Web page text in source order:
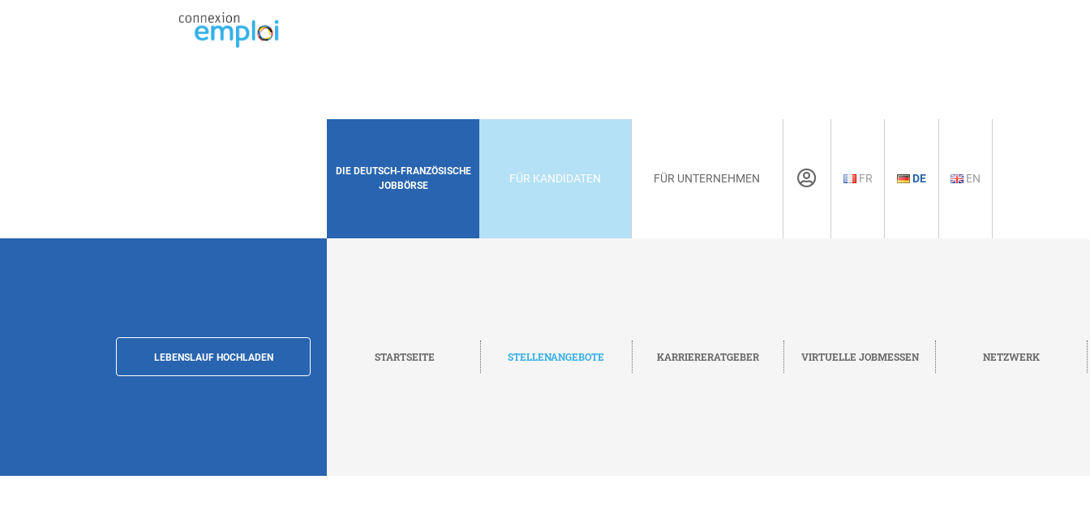
DIE DEUTSCH-FRANZÖSISCHE
JOBBÖRSE
FÜR KANDIDATEN FÜR UNTERNEHMEN FR DE EN
LEBENSLAUF HOCHLADEN STARTSEITE STELLENANGEBOTE KARRIERERATGEBER VIRTUELLE JOBMESSEN NETZWERK